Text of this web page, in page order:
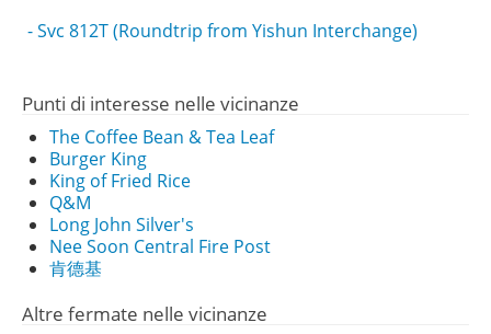
- Svc 812T (Roundtrip from Yishun Interchange)
Punti di interesse nelle vicinanze
The Coffee Bean & Tea Leaf
Burger King
King of Fried Rice
Q&M
Long John Silver's
Nee Soon Central Fire Post
肯德基
Altre fermate nelle vicinanze